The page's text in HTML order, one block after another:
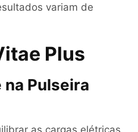
variam de
Plus
Pulseira
as cargas elétricas